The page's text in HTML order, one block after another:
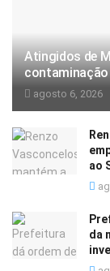
Atingidos de
contaminação
agosto 6, 2026
ao
da